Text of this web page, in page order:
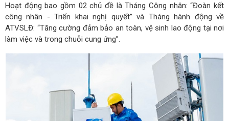
Hoạt động bao gồm 02 chủ đề là Tháng Công nhân: “Đoàn kết
công nhân - Triển khai nghị quyết” và Tháng hành động về
ATVSLĐ: “Tăng cường đảm bảo an toàn, vệ sinh lao động tại nơi
làm việc và trong chuỗi cung ứng”.